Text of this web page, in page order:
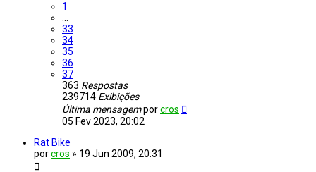
1
…
33
34
35
36
37
363 Respostas
239714 Exibições
Última mensagemporcros
05 Fev 2023, 20:02
Rat Bike
porcros » 19 Jun 2009, 20:31